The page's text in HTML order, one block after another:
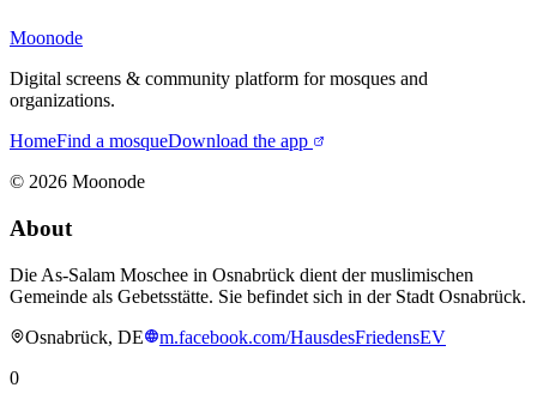
Moonode
Digital screens & community platform for mosques and
organizations.
HomeFind a mosqueDownload the app
© 2026 Moonode
About
Die As-Salam Moschee in Osnabrück dient der muslimischen
Gemeinde als Gebetsstätte. Sie befindet sich in der Stadt Osnabrück.
Osnabrück, DE
m.facebook.com/HausdesFriedensEV
0